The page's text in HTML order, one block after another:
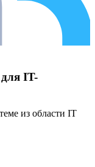
IT-
из области IT